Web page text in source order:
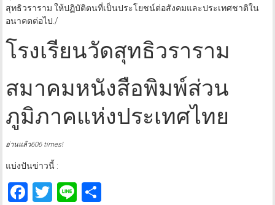
สุทธิวราราม ให้ปฏิบัติตนที่เป็นประโยชน์ต่อสังคมและประเทศชาติใน
อนาคตต่อไป./
โรงเรียนวัดสุทธิวราราม
สมาคมหนังสือพิมพ์ส่วน
ภูมิภาคแห่งประเทศไทย
อ่านแล้ว606 times!
แบ่งปันข่าวนี้ :
Facebook
Twitter
LineShare